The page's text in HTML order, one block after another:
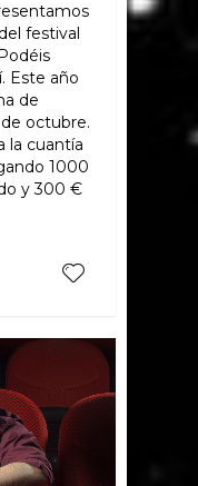
festival
Este año
de
octubre.
la cuantía
1000
y 300 €